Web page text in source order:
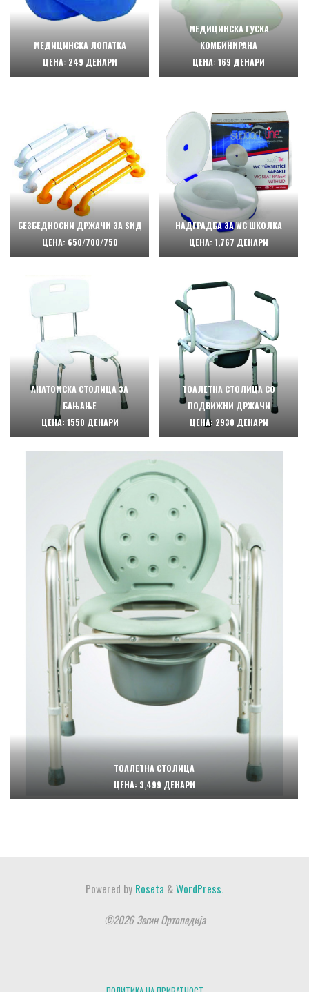
МЕДИЦИНСКА ЛОПАТКА
ЦЕНА: 249 ДЕНАРИ
МЕДИЦИНСКА ГУСКА
КОМБИНИРАНА
ЦЕНА: 169 ДЕНАРИ
БЕЗБЕДНОСНИ ДРЖАЧИ ЗА ЅИД
ЦЕНА: 650/700/750
НАДГРАДБА ЗА WC ШКОЛКА
ЦЕНА: 1,767 ДЕНАРИ
АНАТОМСКА СТОЛИЦА ЗА
БАЊАЊЕ
ЦЕНА: 1550 ДЕНАРИ
ТОАЛЕТНА СТОЛИЦА СО
ПОДВИЖНИ ДРЖАЧИ
ЦЕНА: 2930 ДЕНАРИ
ТОАЛЕТНА СТОЛИЦА
ЦЕНА: 3,499 ДЕНАРИ
Powered by Roseta &WordPress.
©2026 Зегин Ортопедија